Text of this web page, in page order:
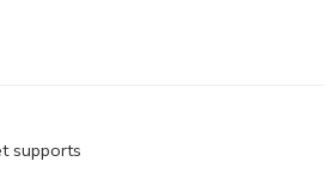
supports